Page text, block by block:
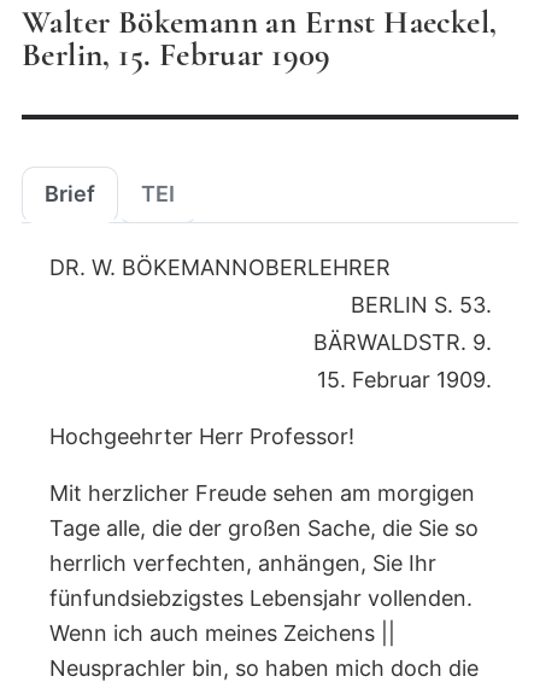
Walter Bökemann an Ernst Haeckel,
Berlin, 15. Februar 1909
Brief TEI
DR. W. BÖKEMANNOBERLEHRER
BERLIN S. 53.
BÄRWALDSTR. 9.
15. Februar 1909.
Hochgeehrter Herr Professor!
Mit herzlicher Freude sehen am morgigen
Tage alle, die der großen Sache, die Sie so
herrlich verfechten, anhängen, Sie Ihr
fünfundsiebzigstes Lebensjahr vollenden.
Wenn ich auch meines Zeichens ||
Neusprachler bin, so haben mich doch die